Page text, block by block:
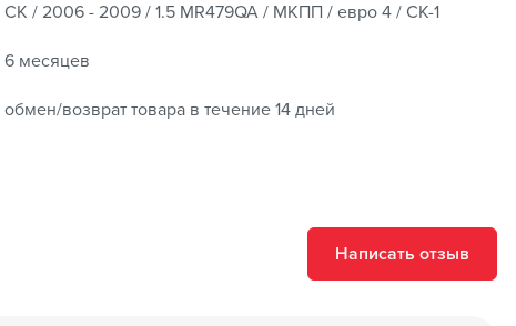
CK / 2006 - 2009 / 1.5 MR479QA / МКПП / евро 4 / CK-1
6 месяцев
обмен/возврат товара в течение 14 дней
Написать отзыв